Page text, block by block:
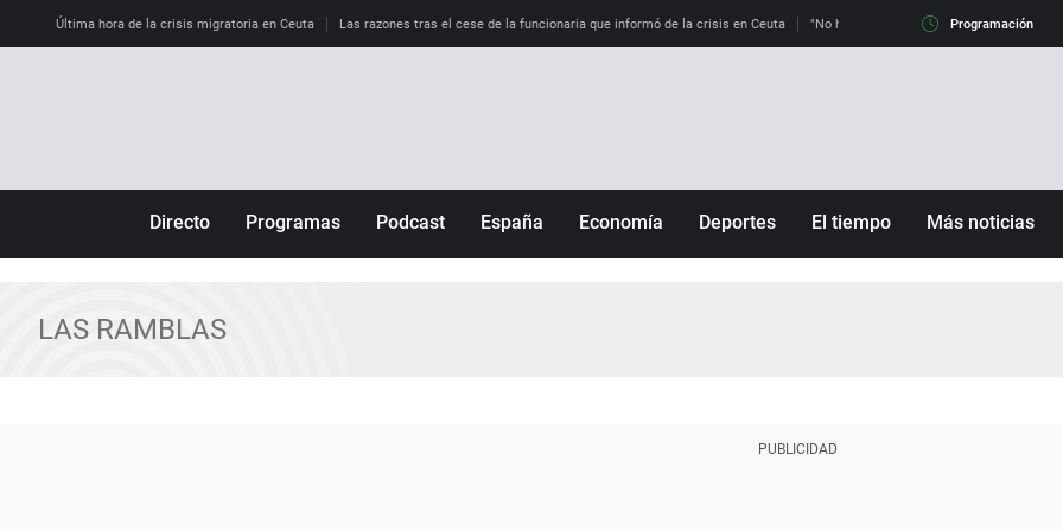
Última hora de la crisis migratoria en Ceuta Las razones tras el cese de la funcionaria que informó de la crisis en Ceuta "No hay mafias, que no nos engañen":
Programación
Directo Programas
Julia en la onda
Podcast España Economía Deportes El tiempo Más noticias
LAS RAMBLAS